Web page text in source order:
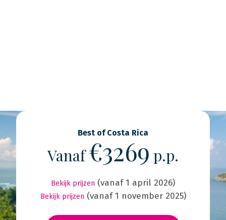
Best of Costa Rica
Vanaf€3269 p.p.
Bekijk prijzen (vanaf 1 april 2026)
Bekijk prijzen (vanaf 1 november 2025)